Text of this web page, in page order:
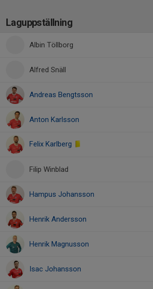
Laguppställning
Albin Töllborg
Alfred Snäll
Andreas Bengtsson
Anton Karlsson
Felix Karlberg
Filip Winblad
Hampus Johansson
Henrik Andersson
Henrik Magnusson
Isac Johansson